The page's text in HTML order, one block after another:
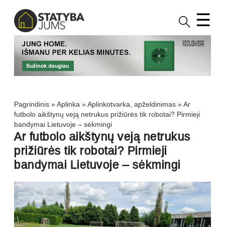
☰
Pagrindinis »Aplinka »Aplinkotvarka, apželdinimas »Ar
futbolo aikštynų veją netrukus prižiūrės tik robotai? Pirmieji
bandymai Lietuvoje – sėkmingi
Ar futbolo aikštynų veją netrukus
prižiūrės tik robotai? Pirmieji
bandymai Lietuvoje – sėkmingi